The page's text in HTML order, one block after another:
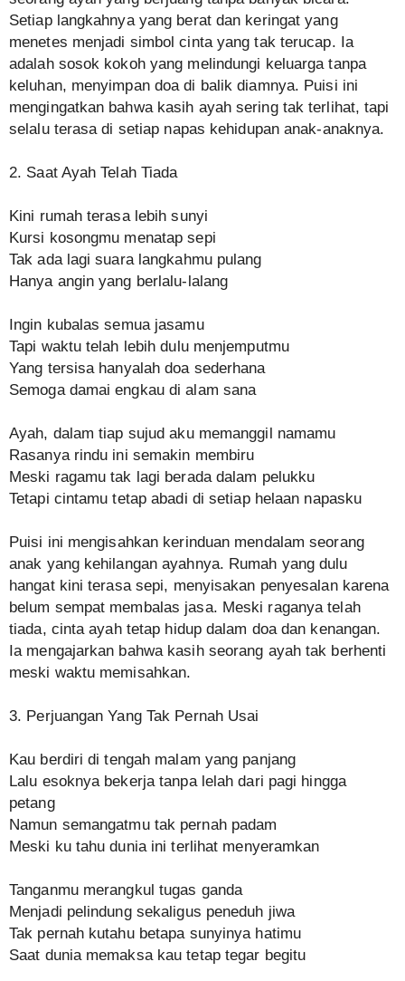
Setiap langkahnya yang berat dan keringat yang
menetes menjadi simbol cinta yang tak terucap. Ia
adalah sosok kokoh yang melindungi keluarga tanpa
keluhan, menyimpan doa di balik diamnya. Puisi ini
mengingatkan bahwa kasih ayah sering tak terlihat, tapi
selalu terasa di setiap napas kehidupan anak-anaknya.
2. Saat Ayah Telah Tiada
Kini rumah terasa lebih sunyi
Kursi kosongmu menatap sepi
Tak ada lagi suara langkahmu pulang
Hanya angin yang berlalu-lalang
Ingin kubalas semua jasamu
Tapi waktu telah lebih dulu menjemputmu
Yang tersisa hanyalah doa sederhana
Semoga damai engkau di alam sana
Ayah, dalam tiap sujud aku memanggil namamu
Rasanya rindu ini semakin membiru
Meski ragamu tak lagi berada dalam pelukku
Tetapi cintamu tetap abadi di setiap helaan napasku
Puisi ini mengisahkan kerinduan mendalam seorang
anak yang kehilangan ayahnya. Rumah yang dulu
hangat kini terasa sepi, menyisakan penyesalan karena
belum sempat membalas jasa. Meski raganya telah
tiada, cinta ayah tetap hidup dalam doa dan kenangan.
Ia mengajarkan bahwa kasih seorang ayah tak berhenti
meski waktu memisahkan.
3. Perjuangan Yang Tak Pernah Usai
Kau berdiri di tengah malam yang panjang
Lalu esoknya bekerja tanpa lelah dari pagi hingga
petang
Namun semangatmu tak pernah padam
Meski ku tahu dunia ini terlihat menyeramkan
Tanganmu merangkul tugas ganda
Menjadi pelindung sekaligus peneduh jiwa
Tak pernah kutahu betapa sunyinya hatimu
Saat dunia memaksa kau tetap tegar begitu